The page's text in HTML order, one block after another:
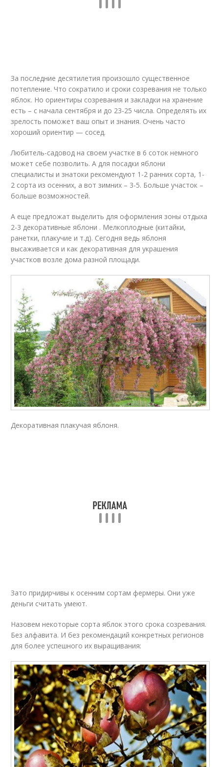
За последние десятилетия произошло существенное
потепление. Что сократило и сроки созревания не только
яблок. Но ориентиры созревания и закладки на хранение
есть – с начала сентября и до 23-25 числа. Определять их
зрелость поможет ваш опыт и знания. Очень часто
хороший ориентир — сосед.
Любитель-садовод на своем участке в 6 соток немного
может себе позволить. А для посадки яблони
специалисты и знатоки рекомендуют 1-2 ранних сорта, 1-
2 сорта из осенних, а вот зимних – 3-5. Больше участок –
больше возможностей.
А еще предложат выделить для оформления зоны отдыха
2-3 декоративные яблони . Мелкоплодные (китайки,
ранетки, плакучие и т.д). Сегодня ведь яблоня
высаживается и как декоративная для украшения
участков возле дома разной площади.
Декоративная плакучая яблоня.
Зато придирчивы к осенним сортам фермеры. Они уже
деньги считать умеют.
Назовем некоторые сорта яблок этого срока созревания.
Без алфавита. И без рекомендаций конкретных регионов
для более успешного их выращивания: